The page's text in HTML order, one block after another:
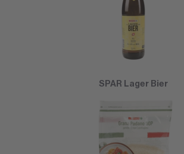
SPAR Lager Bier